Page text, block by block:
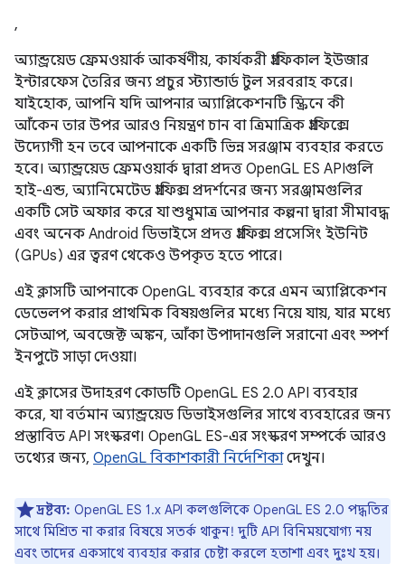
,
অ্যান্ড্রয়েড ফ্রেমওয়ার্ক আকর্ষণীয়, কার্যকরী গ্রাফিকাল ইউজার
ইন্টারফেস তৈরির জন্য প্রচুর স্ট্যান্ডার্ড টুল সরবরাহ করে।
যাইহোক, আপনি যদি আপনার অ্যাপ্লিকেশনটি স্ক্রিনে কী
আঁকেন তার উপর আরও নিয়ন্ত্রণ চান বা ত্রিমাত্রিক গ্রাফিক্সে
উদ্যোগী হন তবে আপনাকে একটি ভিন্ন সরঞ্জাম ব্যবহার করতে
হবে। অ্যান্ড্রয়েড ফ্রেমওয়ার্ক দ্বারা প্রদত্ত OpenGL ES APIগুলি
হাই-এন্ড, অ্যানিমেটেড গ্রাফিক্স প্রদর্শনের জন্য সরঞ্জামগুলির
একটি সেট অফার করে যা শুধুমাত্র আপনার কল্পনা দ্বারা সীমাবদ্ধ
এবং অনেক Android ডিভাইসে প্রদত্ত গ্রাফিক্স প্রসেসিং ইউনিট
(GPUs) এর ত্বরণ থেকেও উপকৃত হতে পারে।
এই ক্লাসটি আপনাকে OpenGL ব্যবহার করে এমন অ্যাপ্লিকেশন
ডেভেলপ করার প্রাথমিক বিষয়গুলির মধ্যে নিয়ে যায়, যার মধ্যে
সেটআপ, অবজেক্ট অঙ্কন, আঁকা উপাদানগুলি সরানো এবং স্পর্শ
ইনপুটে সাড়া দেওয়া।
এই ক্লাসের উদাহরণ কোডটি OpenGL ES 2.0 API ব্যবহার
করে, যা বর্তমান অ্যান্ড্রয়েড ডিভাইসগুলির সাথে ব্যবহারের জন্য
প্রস্তাবিত API সংস্করণ। OpenGL ES-এর সংস্করণ সম্পর্কে আরও
তথ্যের জন্য, OpenGL বিকাশকারী নির্দেশিকাদেখুন।
দ্রষ্টব্য: OpenGL ES 1.x API কলগুলিকে OpenGL ES 2.0 পদ্ধতির
সাথে মিশ্রিত না করার বিষয়ে সতর্ক থাকুন! দুটি API বিনিময়যোগ্য নয়
এবং তাদের একসাথে ব্যবহার করার চেষ্টা করলে হতাশা এবং দুঃখ হয়।